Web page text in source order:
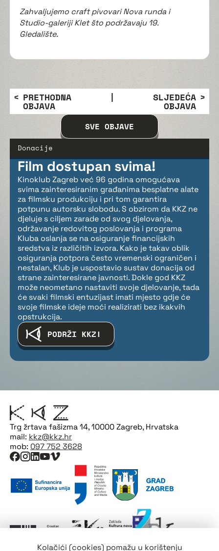
Kolačići (cookies) pomažu u korištenju
Zahvaljujemo craft pivovari Nova runda i
Studio-galeriji Klet što podržavaju 19.
Gledalište.
PRETHODNA
OBJAVA
| SLJEDEĆA
OBJAVA
SVE OBJAVE
Donacije
Film dostupan svima!
Kinoklub Zagreb već 96 godina omogućava
svima zainteresiranim građanima besplatne alate
za filmsku produkciju i pri tom garantira
potpunu autorsku slobodu. S obzirom da KKZ ne
djeluje s ciljem zarade od svog djelovanja,
održavanje redovitog poslovanja i programa
Kluba oslanja se na osiguranje financijskih
sredstva iz različitih izvora. Kako je takav oblik
osiguranja potpora često vremenski ograničen i
nestalan, Klub je uspostavio sustav donacija od
strane zainteresirane javnosti. Dokle god KKZ
može neometano nastaviti svoje djelovanje, tada
će svaki filmski entuzijast imati mjesto gdje će
svoje filmske ideje moći realizirati bez ikakvih
opstrukcija.
PODRŽI KKZ!
Trg žrtava fašizma 14, 10000 Zagreb, Hrvatska
mail: kkz@kkz.hr
mob: 097 752 3628